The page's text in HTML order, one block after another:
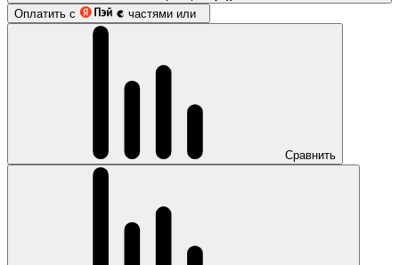
Оплатить с
частями или
Сравнить